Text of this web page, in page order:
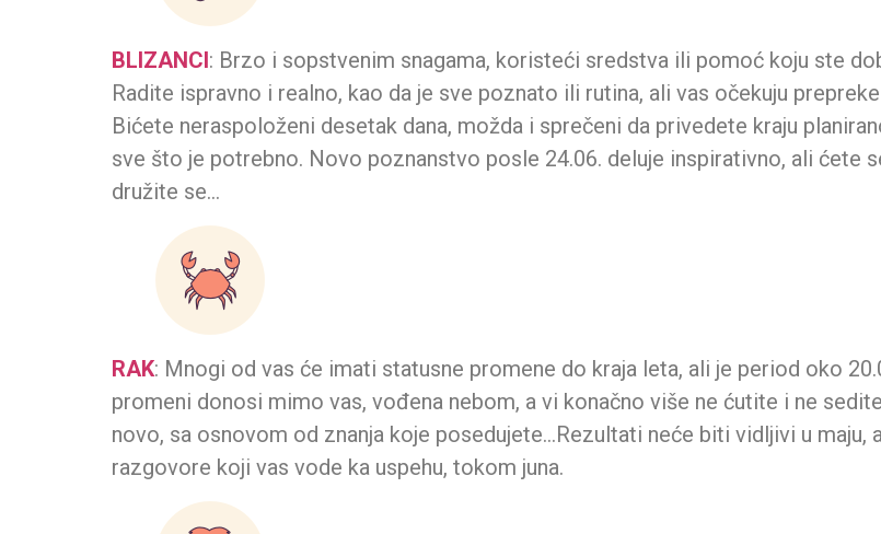
BLIZANCI: Brzo i sopstvenim snagama, koristeći sredstva ili pomoć koju ste
Radite ispravno i realno, kao da je sve poznato ili rutina, ali vas očekuju
Bićete neraspoloženi desetak dana, možda i sprečeni da privedete kraju
sve što je potrebno. Novo poznanstvo posle 24.06. deluje inspirativno, ali ćete
družite se…
RAK: Mnogi od vas će imati statusne promene do kraja leta, ali je period oko
promeni donosi mimo vas, vođena nebom, a vi konačno više ne ćutite i ne
novo, sa osnovom od znanja koje posedujete…Rezultati neće biti vidljivi u maju,
razgovore koji vas vode ka uspehu, tokom juna.